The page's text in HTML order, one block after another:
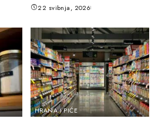
22 svibnja, 2026
HRANA I PIĆE